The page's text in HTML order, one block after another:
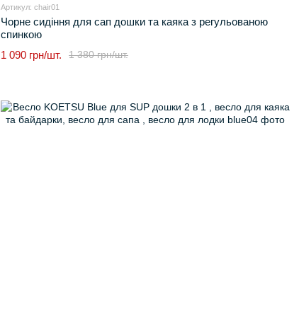
Артикул: chair01
Чорне сидіння для сап дошки та каяка з регульованою
спинкою
1 380 грн/шт.
1 090 грн/шт.